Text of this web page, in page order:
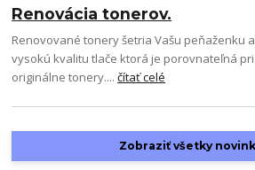
Renovácia tonerov.
Renovované tonery šetria Vašu peňaženku
vysokú kvalitu tlače ktorá je porovnateľná
originálne tonery....čítať celé
Zobraziť všetky